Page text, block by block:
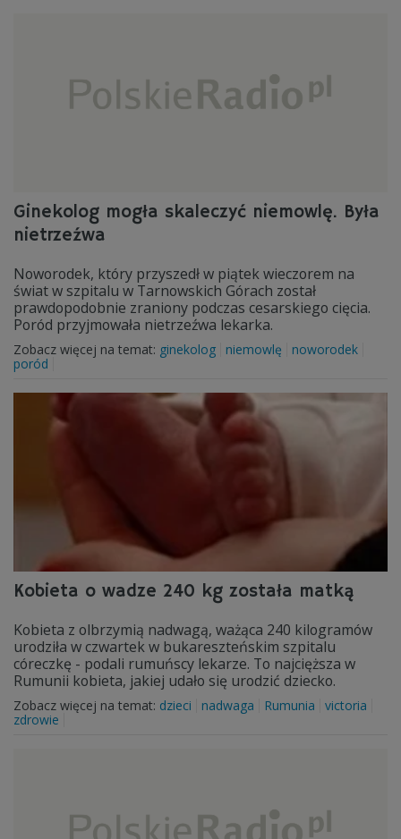
Ginekolog mogła skaleczyć niemowlę. Była
nietrzeźwa
Noworodek, który przyszedł w piątek wieczorem na
świat w szpitalu w Tarnowskich Górach został
prawdopodobnie zraniony podczas cesarskiego cięcia.
Poród przyjmowała nietrzeźwa lekarka.
Zobacz więcej na temat: ginekolog niemowlę
noworodek
poród
Kobieta o wadze 240 kg została matką
Kobieta z olbrzymią nadwagą, ważąca 240 kilogramów
urodziła w czwartek w bukareszteńskim szpitalu
córeczkę - podali rumuńscy lekarze. To najcięższa w
Rumunii kobieta, jakiej udało się urodzić dziecko.
Zobacz więcej na temat: dzieci nadwaga Rumunia
victoria
zdrowie